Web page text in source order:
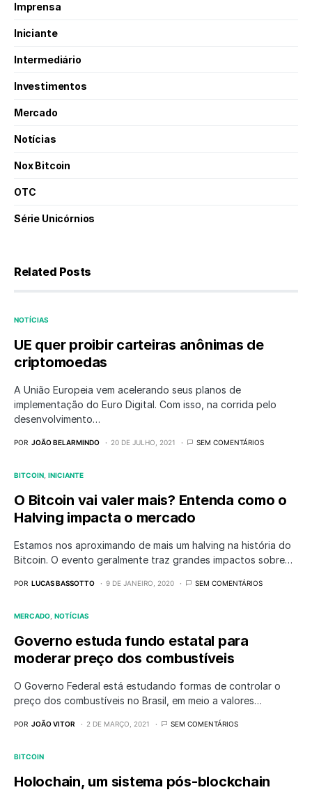
Imprensa
Iniciante
Intermediário
Investimentos
Mercado
Notícias
Nox Bitcoin
OTC
Série Unicórnios
Related Posts
NOTÍCIAS
UE quer proibir carteiras anônimas de
criptomoedas
A União Europeia vem acelerando seus planos de
implementação do Euro Digital. Com isso, na corrida pelo
desenvolvimento…
POR JOÃO BELARMINDO 20 DE JULHO, 2021 SEM COMENTÁRIOS
BITCOIN INICIANTE
O Bitcoin vai valer mais? Entenda como o
Halving impacta o mercado
Estamos nos aproximando de mais um halving na história do
Bitcoin. O evento geralmente traz grandes impactos sobre…
POR LUCAS BASSOTTO 9 DE JANEIRO, 2020 SEM COMENTÁRIOS
MERCADO NOTÍCIAS
Governo estuda fundo estatal para
moderar preço dos combustíveis
O Governo Federal está estudando formas de controlar o
preço dos combustíveis no Brasil, em meio a valores…
POR JOÃO VITOR 2 DE MARÇO, 2021 SEM COMENTÁRIOS
BITCOIN
Holochain, um sistema pós-blockchain